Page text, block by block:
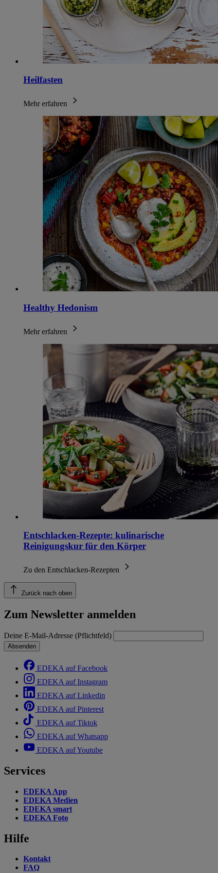
Heilfasten
Mehr erfahren
Healthy Hedonism
Mehr erfahren
Entschlacken-Rezepte: kulinarische
Reinigungskur für den Körper
Zu den Entschlacken-Rezepten
Zurück nach oben
Zum Newsletter anmelden
Deine E-Mail-Adresse (Pflichtfeld)
Absenden
EDEKA auf Facebook
EDEKA auf Instagram
EDEKA auf Linkedin
EDEKA auf Pinterest
EDEKA auf Tiktok
EDEKA auf Whatsapp
EDEKA auf Youtube
Services
EDEKA App
EDEKA Medien
EDEKA smart
EDEKA Foto
Hilfe
Kontakt
FAQ